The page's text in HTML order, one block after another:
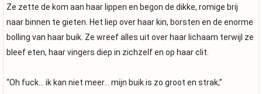
Ze zette de kom aan haar lippen en begon de dikke, romige brij
naar binnen te gieten. Het liep over haar kin, borsten en de enorme
bolling van haar buik. Ze wreef alles uit over haar lichaam terwijl ze
bleef eten, haar vingers diep in zichzelf en op haar clit.
“Oh fuck… ik kan niet meer… mijn buik is zo groot en strak,”